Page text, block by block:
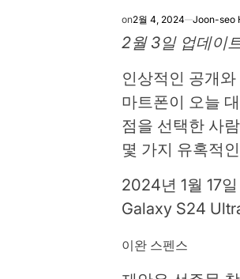
on2월 4, 2024 Joon-seo
2월 3일 업데이
인상적인 공개
마트폰이 오늘
점을 선택한 사
몇 가지 유혹적
2024년 1월 17
Galaxy S24
이완 스펜스